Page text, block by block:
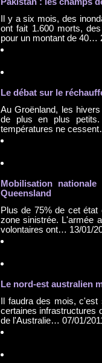
Il y a six mois, des
ont fait 1.600 morts,
pour un montant de 40…
Le débat sur le
Au Groënland, les
de plus en plus
températures ne
Mobilisation
Queensland
Plus de 75% de cet état
zone sinistrée. L'armée
volontaires ont… 13/01/
Le nord-est australien
Il faudra des mois,
certaines infrastructures
de l'Australie… 07/01/